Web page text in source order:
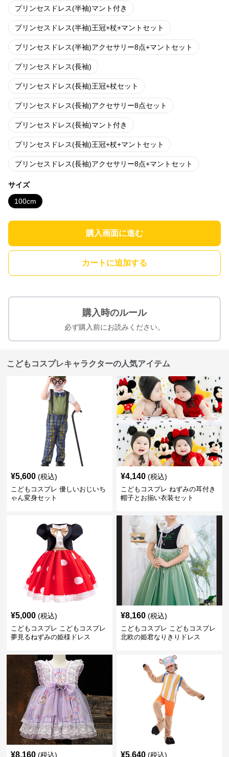
プリンセスドレス(半袖)マント付き
プリンセスドレス(半袖)王冠+杖+マントセット
プリンセスドレス(半袖)アクセサリー8点+マントセット
プリンセスドレス(長袖)
プリンセスドレス(長袖)王冠+杖セット
プリンセスドレス(長袖)アクセサリー8点セット
プリンセスドレス(長袖)マント付き
プリンセスドレス(長袖)王冠+杖+マントセット
プリンセスドレス(長袖)アクセサリー8点+マントセット
サイズ
100cm
購入画面に進む
カートに追加する
購入時のルール
必ず購入前にお読みください。
こどもコスプレキャラクターの人気アイテム
¥5,600 (税込)
こどもコスプレ 優しいおじいち
ゃん変身セット
¥4,140 (税込)
こどもコスプレ ねずみの耳付き
帽子とお揃い衣装セット
¥5,000 (税込)
こどもコスプレ こどもコスプレ
夢見るねずみの姫様ドレス
¥8,160 (税込)
こどもコスプレ こどもコスプレ
北欧の姫君なりきりドレス
¥8,160 (税込) ¥5,640 (税込)